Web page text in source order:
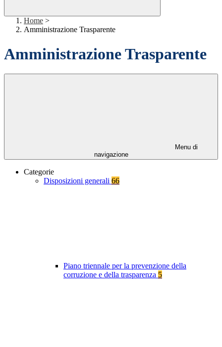
Home >
Amministrazione Trasparente
Amministrazione Trasparente
Menu di
navigazione
Categorie
Disposizioni generali 66
Piano triennale per la prevenzione della
corruzione e della trasparenza 5